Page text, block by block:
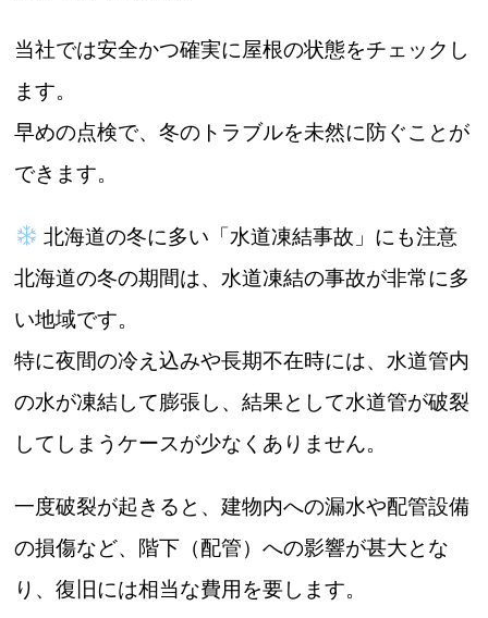
当社では安全かつ確実に屋根の状態をチェックし
ます。
早めの点検で、冬のトラブルを未然に防ぐことが
できます。
北海道の冬に多い「水道凍結事故」にも注意
北海道の冬の期間は、水道凍結の事故が非常に多
い地域です。
特に夜間の冷え込みや長期不在時には、水道管内
の水が凍結して膨張し、結果として水道管が破裂
してしまうケースが少なくありません。
一度破裂が起きると、建物内への漏水や配管設備
の損傷など、階下（配管）への影響が甚大とな
り、復旧には相当な費用を要します。